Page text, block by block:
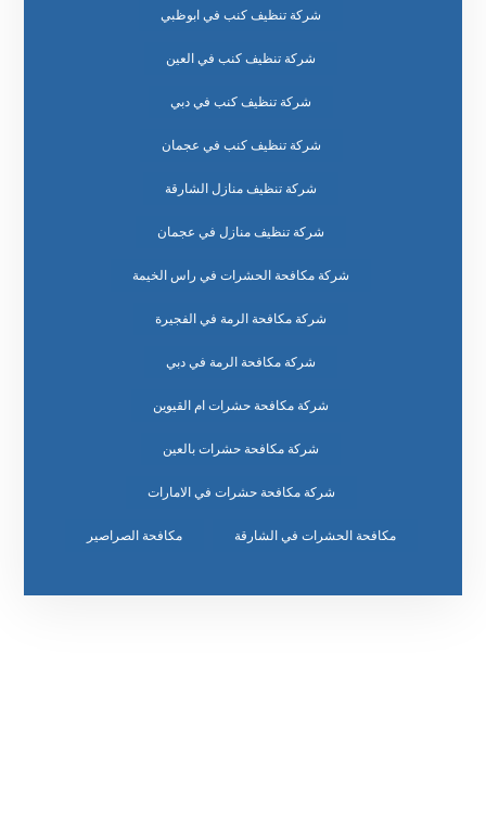
شركة تنظيف كنب في ابوظبي
شركة تنظيف كنب في العين
شركة تنظيف كنب في دبي
شركة تنظيف كنب في عجمان
شركة تنظيف منازل الشارقة
شركة تنظيف منازل في عجمان
شركة مكافحة الحشرات في راس الخيمة
شركة مكافحة الرمة في الفجيرة
شركة مكافحة الرمة في دبي
شركة مكافحة حشرات ام القيوين
شركة مكافحة حشرات بالعين
شركة مكافحة حشرات في الامارات
مكافحة الحشرات في الشارقة مكافحة الصراصير